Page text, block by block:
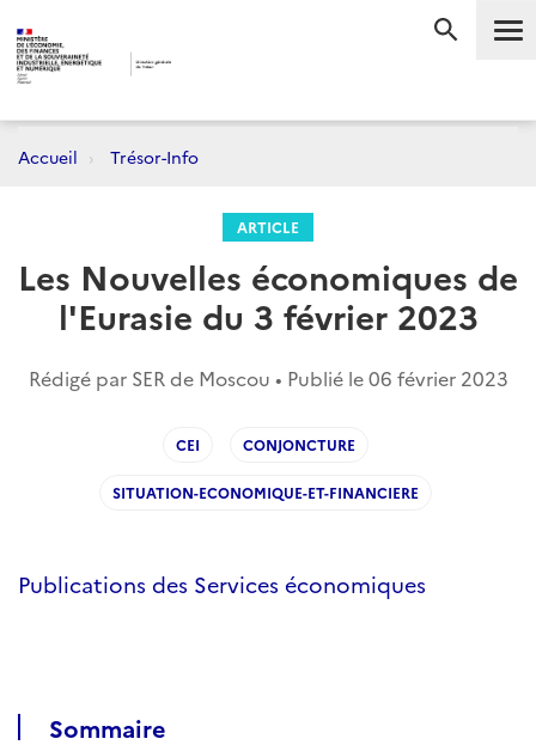
Accueil Trésor-Info
ARTICLE
Les Nouvelles économiques de
l'Eurasie du 3 février 2023
Rédigé par SER de Moscou • Publié le06 février 2023
CEI CONJONCTURE
SITUATION-ECONOMIQUE-ET-FINANCIERE
Publications des Services économiques
Sommaire